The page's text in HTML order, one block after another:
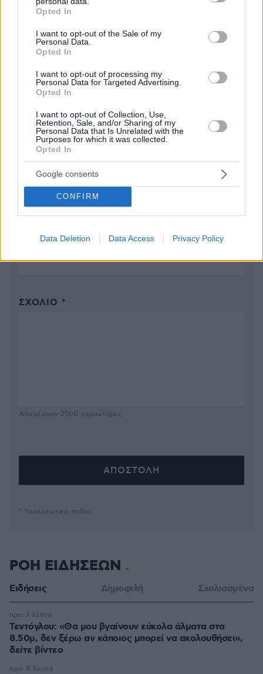
grant or deny consent to Google and its third-party tags to
use your data for below specified purposes in below Google
consent section.
Opted In
I want to opt-out of the Sale of my
Personal Data.
Opted In
I want to opt-out of processing my
Personal Data for Targeted Advertising.
Opted In
I want to opt-out of Collection, Use,
Retention, Sale, and/or Sharing of my
Personal Data that Is Unrelated with the
Purposes for which it was collected.
Opted In
Google consents
CONFIRM
Data Deletion Data Access Privacy Policy
Πώς μια απλή ιδέα εξελίχθηκε σε κορυφαίο θεσμό
ρομποτικής στην Ελλάδα
ΣΧΟΛΙΑ
ΠΡΟΣΘΗΚΗ ΣΧΟΛΙΟΥ
ΌΝΟΜΑ *
EMAIL
ΣΧΌΛΙΟ *
Απομένουν 2500 χαρακτήρες
* Υποχρεωτικά πεδία
ΡΟΗ ΕΙΔΗΣΕΩΝ
Ειδήσεις Δημοφιλή Σχολιασμένα
Τεντόγλου: «Θα μου βγαίνουν εύκολα άλματα στα
8.50μ, δεν ξέρω αν κάποιος μπορεί να ακολουθήσει»,
δείτε βίντεο
πριν 7 λεπτά
πριν 8 λεπτά